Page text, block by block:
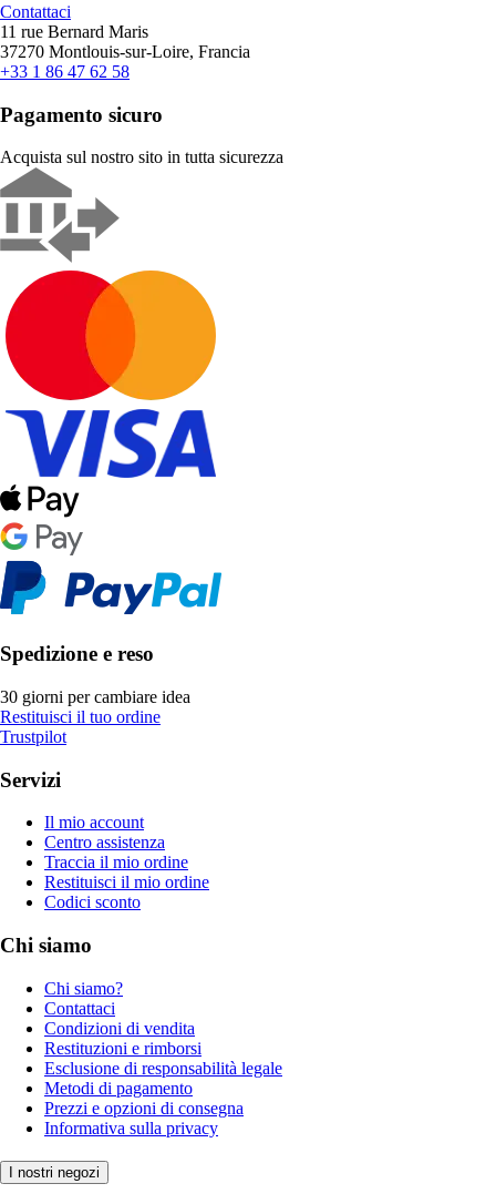
Contattaci
11 rue Bernard Maris
37270 Montlouis-sur-Loire, Francia
+33 1 86 47 62 58
Pagamento sicuro
Acquista sul nostro sito in tutta sicurezza
Spedizione e reso
30 giorni per cambiare idea
Restituisci il tuo ordine
Trustpilot
Servizi
Il mio account
Centro assistenza
Traccia il mio ordine
Restituisci il mio ordine
Codici sconto
Chi siamo
Chi siamo?
Contattaci
Condizioni di vendita
Restituzioni e rimborsi
Esclusione di responsabilità legale
Metodi di pagamento
Prezzi e opzioni di consegna
Informativa sulla privacy
I nostri negozi